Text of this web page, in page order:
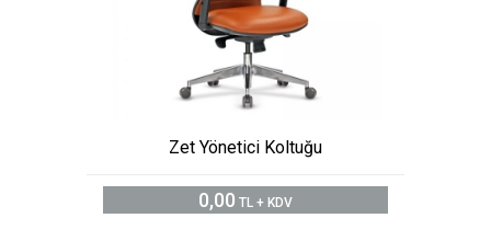
Zet Yönetici Koltuğu
0,00 TL + KDV